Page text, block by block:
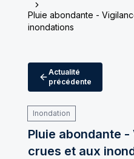
Pluie abondante -
inondations
Actualité
précédente
Inondation
Pluie abondante
crues et aux